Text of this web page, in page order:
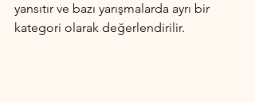
yansıtır ve bazı yarışmalarda ayrı bir
kategori olarak değerlendirilir.